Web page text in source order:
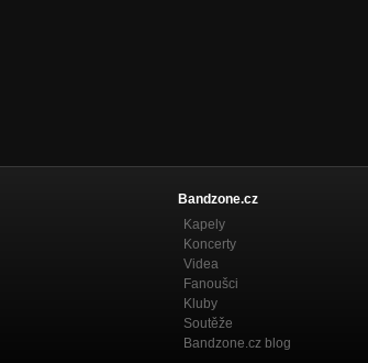
Sloup ze soli
Nezařazeno
Bandzone.cz
Kapely
Koncerty
Videa
Fanoušci
Kluby
Soutěže
Bandzone.cz blog